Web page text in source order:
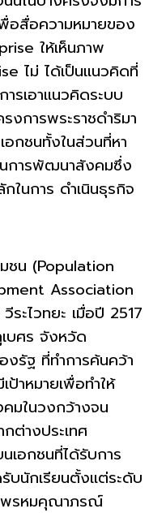
อสื่อความหมายของ
ให้เห็นภาพ
ไม่ ได้เป็นแนวคิดที่
ารเอาแนวคิดระบบ
งการพระราชดำริมา
อกชนทั้งในส่วนที่หา
นการพัฒนาสังคมซึ่ง
ในการ ดำเนินธุรกิจ
ชน (Population
Association
ะไวทยะ เมื่อปี 2517
บศร จังหวัด
งรัฐ ที่ทำการค้นคว้า
าหมายเพื่อทำให้
มในวงกว้างจน
ต่างประเทศ
เอกชนที่ได้รับการ
บนักเรียนตั้งแต่ระดับ
พรหมคุณาภรณ์